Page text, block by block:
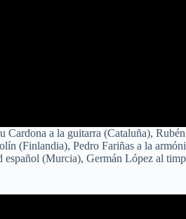
Cardona a la guitarra (Cataluña),
(Finlandia), Pedro Fariñas a la
(Murcia), Germán López al